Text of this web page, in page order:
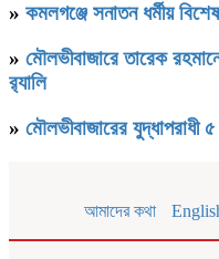
» কমলগঞ্জে সনাতন ধর্মীয়
» মৌলভীবাজারে তারেক
র‌্যালি
» মৌলভীবাজারের
আমাদের কথা